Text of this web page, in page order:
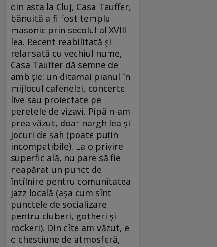
din asta la Cluj, Casa Tauffer,
bănuită a fi fost templu
masonic prin secolul al XVIII-
lea. Recent reabilitată şi
relansată cu vechiul nume,
Casa Tauffer dă semne de
ambiţie: un ditamai pianul în
mijlocul cafenelei, concerte
live sau proiectate pe
peretele de vizavi. Pipă n-am
prea văzut, doar narghilea şi
jocuri de şah (poate puţin
incompatibile). La o privire
superficială, nu pare să fie
neapărat un punct de
întîlnire pentru comunitatea
jazz locală (aşa cum sînt
punctele de socializare
pentru cluberi, gotheri şi
rockeri). Din cîte am văzut, e
o chestiune de atmosferă,